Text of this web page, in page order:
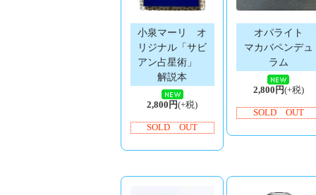
小泉マーリ オ
リジナル「サビ
アン占星術」
解説本
2,800円(+税)
SOLD OUT
オパライト
マカバペンデュ
ラム
2,800円(+税)
SOLD OUT